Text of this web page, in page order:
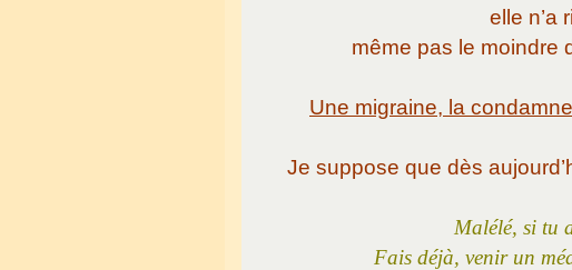
elle n’a
même pas le moindre
Une migraine, la
Je suppose que dès
Malélé, si tu
Fais déjà, venir un